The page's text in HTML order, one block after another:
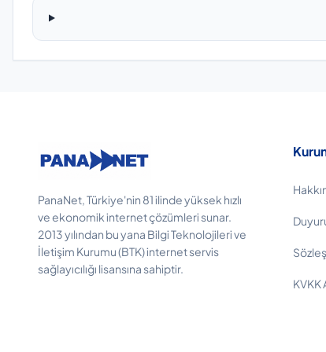
PanaNet, Türkiye'nin 81 ilinde yüksek hızlı
ve ekonomik internet çözümleri sunar.
2013 yılından bu yana Bilgi Teknolojileri ve
İletişim Kurumu (BTK) internet servis
sağlayıcılığı lisansına sahiptir.
KVKK